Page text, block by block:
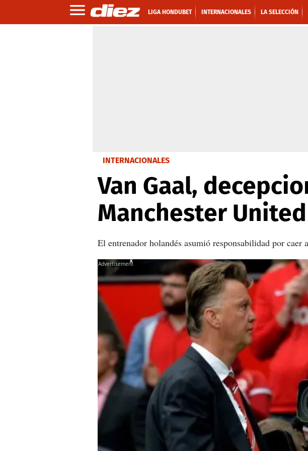
LIGA HONDUBET INTERNACIONALES LA SELECCIÓN
INTERNACIONALES
Van Gaal,
Manchester United
El entrenador holandés asumió responsabilidad por caer
X